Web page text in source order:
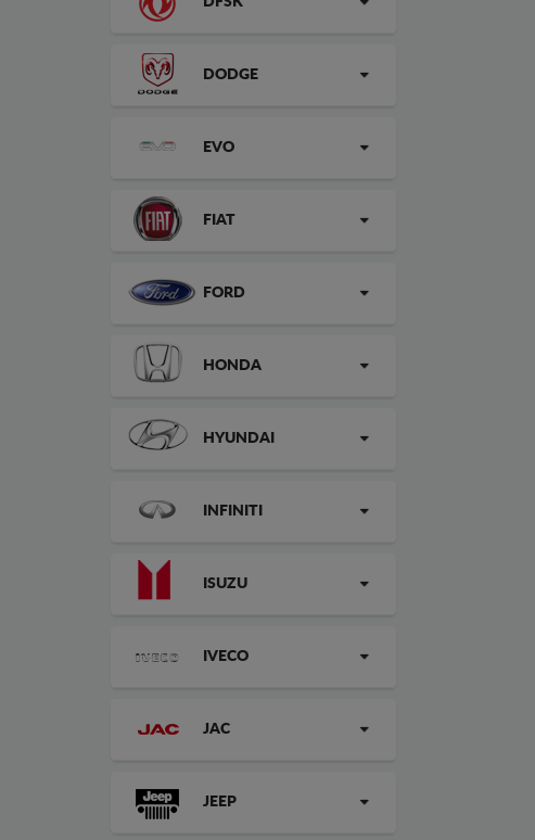
DODGE
EVO
FIAT
FORD
HONDA
HYUNDAI
INFINITI
ISUZU
IVECO
JAC
JEEP